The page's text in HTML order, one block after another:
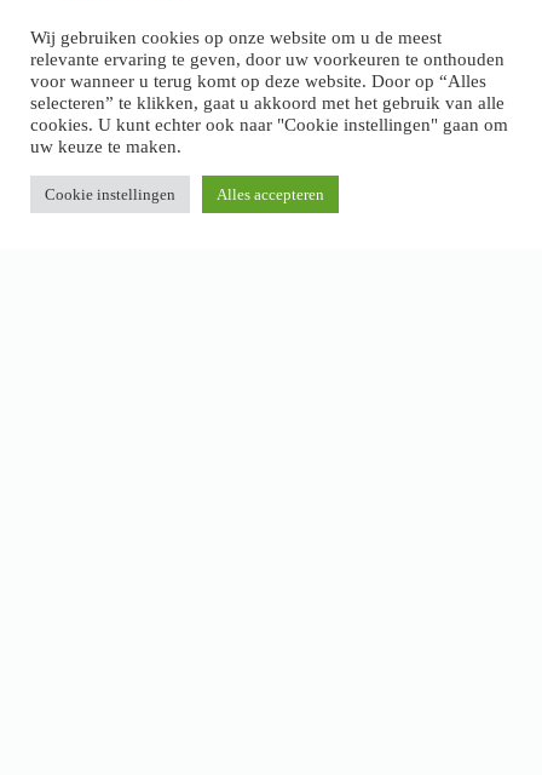
Wij gebruiken cookies op onze website om u de meest
relevante ervaring te geven, door uw voorkeuren te onthouden
voor wanneer u terug komt op deze website. Door op “Alles
selecteren” te klikken, gaat u akkoord met het gebruik van alle
cookies. U kunt echter ook naar "Cookie instellingen" gaan om
uw keuze te maken.
Cookie instellingen Alles accepteren